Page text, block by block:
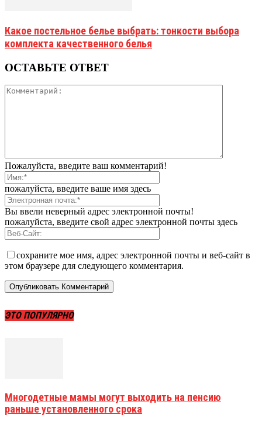
Какое постельное белье выбрать: тонкости выбора
комплекта качественного белья
ОСТАВЬТЕ ОТВЕТ
Пожалуйста, введите ваш комментарий!
пожалуйста, введите ваше имя здесь
Вы ввели неверный адрес электронной почты!
пожалуйста, введите свой адрес электронной почты здесь
сохраните мое имя, адрес электронной почты и веб-сайт в
этом браузере для следующего комментария.
ЭТО ПОПУЛЯРНО
Многодетные мамы могут выходить на пенсию
раньше установленного срока